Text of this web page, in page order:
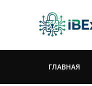
ГЛАВНАЯ